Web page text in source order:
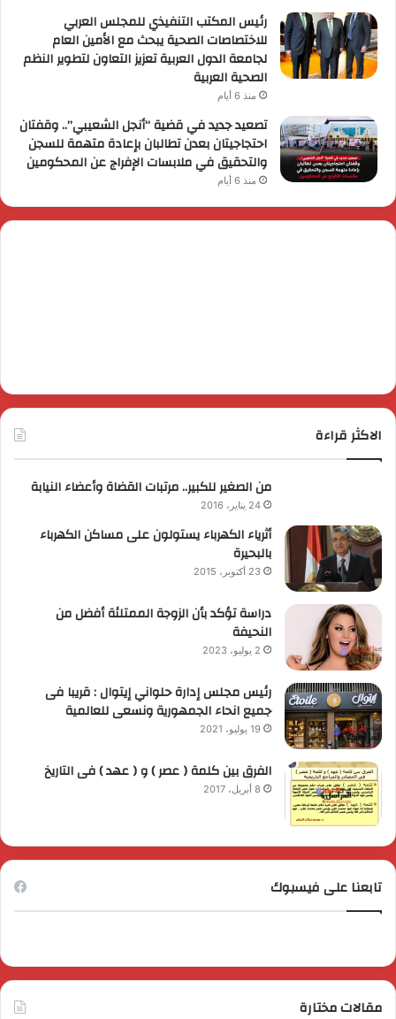
رئيس المكتب التنفيذي للمجلس العربي
للاختصاصات الصحية يبحث مع الأمين العام
لجامعة الدول العربية تعزيز التعاون لتطوير النظم
الصحية العربية
منذ 6 أيام
تصعيد جديد في قضية “أنجل الشعيبي”.. وقفتان
احتجاجيتان بعدن تطالبان بإعادة متهمة للسجن
والتحقيق في ملابسات الإفراج عن المحكومين
منذ 6 أيام
الاكثر قراءة
من الصغير للكبير.. مرتبات القضاة وأعضاء النيابة
24 يناير، 2016
أثرياء الكهرباء يستولون على مساكن الكهرباء
بالبحيرة
23 أكتوبر، 2015
دراسة تؤكد بأن الزوجة الممتلئة أفضل من
النحيفة
2 يوليو، 2023
رئيس مجلس إدارة حلواني إيتوال : قريبا فى
جميع انحاء الجمهورية ونسعى للعالمية
19 يوليو، 2021
الفرق بين كلمة ( عصر ) و ( عهد ) فى التاريخ
8 أبريل، 2017
تابعنا على فيسبوك
مقالات مختارة